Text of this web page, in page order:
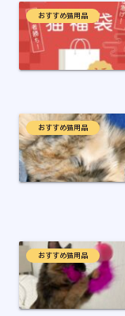
おすすめ猫用品
おすすめ猫用品
おすすめ猫用品